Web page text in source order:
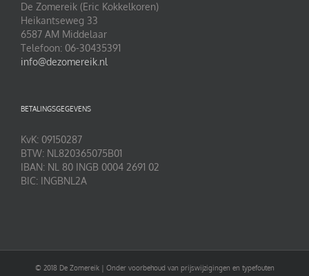
De Zomereik (Eric Kokkelkoren)
Heikantseweg 33
6587 AM Middelaar
Telefoon: 06-30435391
info@dezomereik.nl
BETALINGSGEGEVENS
KvK: 09150287
BTW: NL820365075B01
IBAN: NL 80 INGB 0004 2691 02
BIC: INGBNL2A
© 2018 De Zomereik | Onder voorbehoud van prijswijzigingen en typefouten